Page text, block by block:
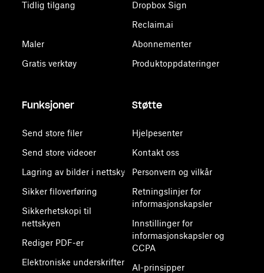
Tidlig tilgang
Maler
Gratis verktøy
Dropbox Sign
Reclaim.ai
Abonnementer
Produktoppdateringer
Funksjoner
Send store filer
Send store videoer
Lagring av bilder i nettsky
Sikker filoverføring
Sikkerhetskopi til
nettskyen
Rediger PDF-er
Elektroniske underskrifter
Støtte
Hjelpesenter
Kontakt oss
Personvern og vilkår
Retningslinjer for
informasjonskapsler
Innstillinger for
informasjonskapsler og
CCPA
AI-prinsipper